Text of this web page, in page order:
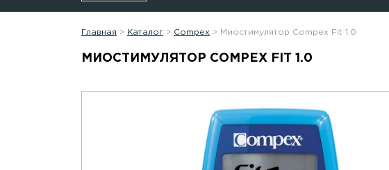
Главная > Каталог > Compex > Миостимулятор Compex Fit 1.0
МИОСТИМУЛЯТОР COMPEX FIT 1.0